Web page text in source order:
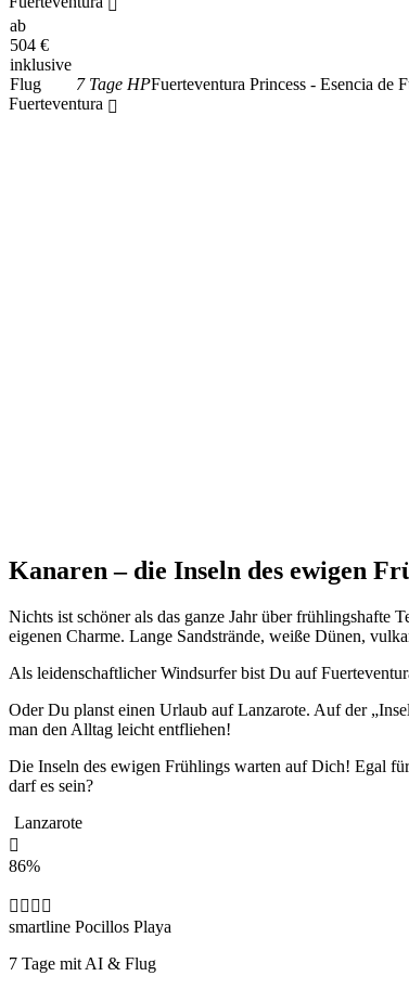
ab
504 €
inklusive
Flug
7 Tage HPFuerteventura Princess - Esencia de
Fuerteventura
Kanaren – die Inseln des ewigen
Nichts ist schöner als das ganze Jahr über frühlingshafte
eigenen Charme. Lange Sandstrände, weiße Dünen,
Als leidenschaftlicher Windsurfer bist Du auf
Oder Du planst einen Urlaub auf Lanzarote. Auf der
man den Alltag leicht entfliehen!
Die Inseln des ewigen Frühlings warten auf Dich! Egal
darf es sein?
Lanzarote
86%
smartline Pocillos Playa
7 Tage mit AI & Flug